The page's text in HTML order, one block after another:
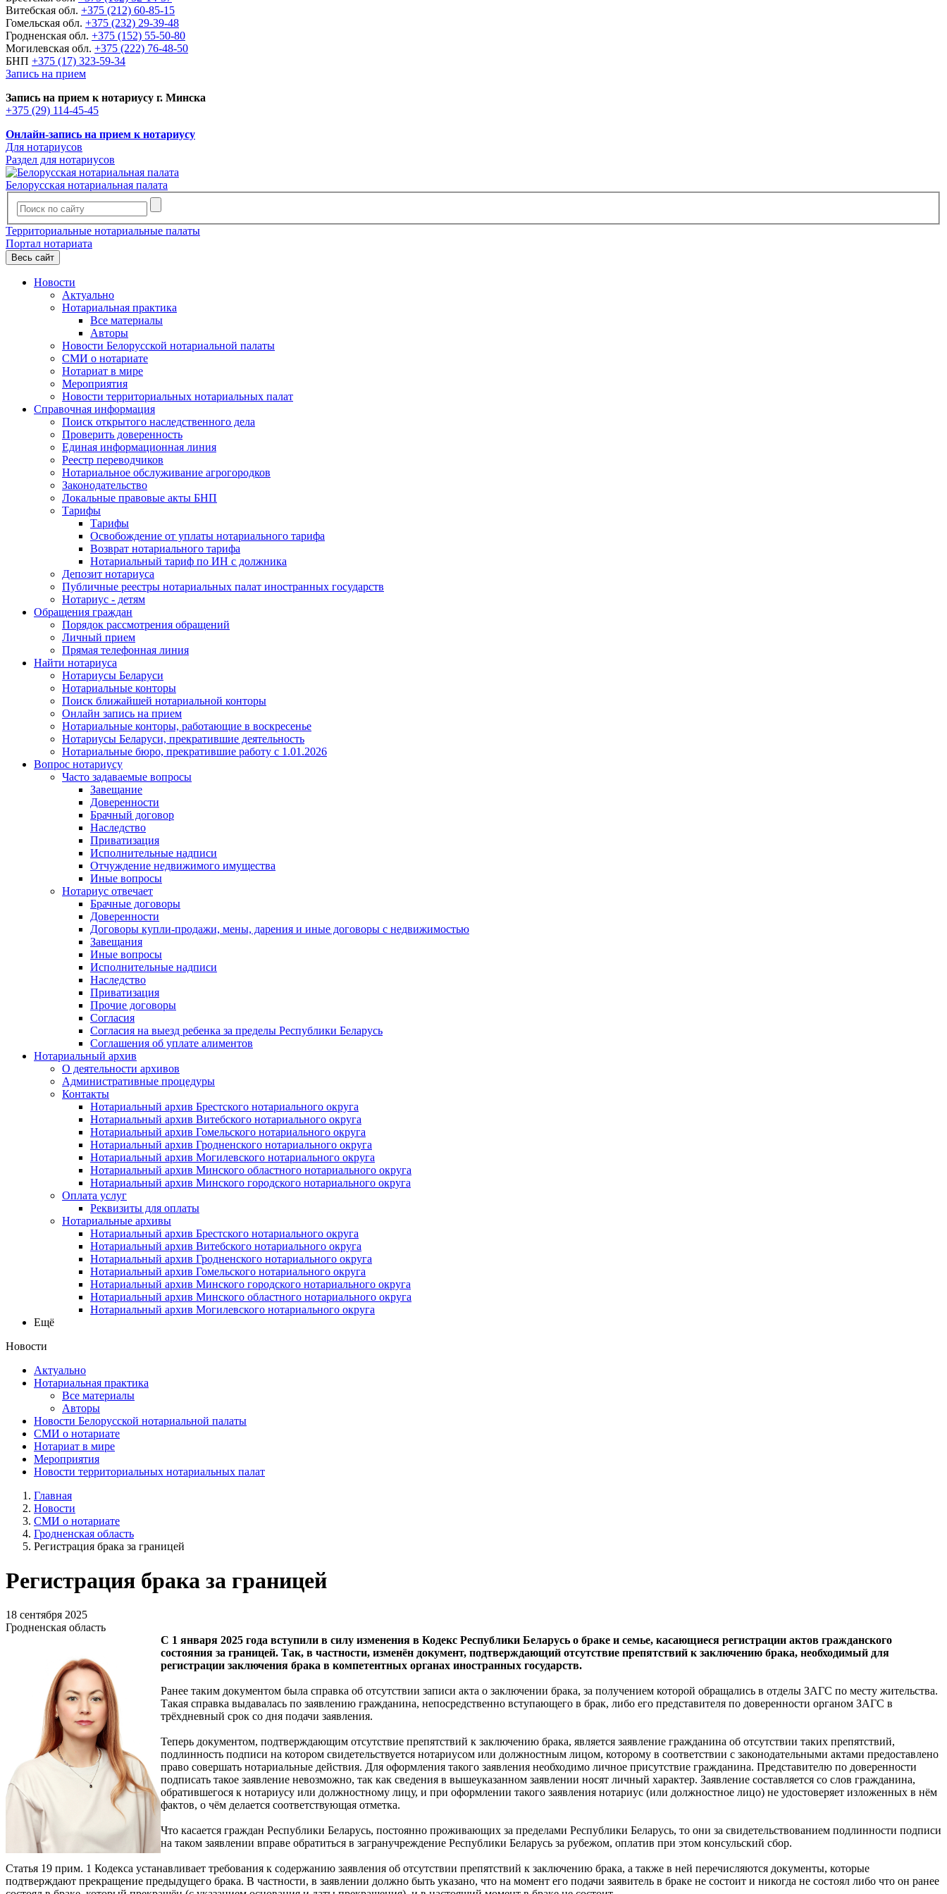
Витебская обл. +375 (212) 60-85-15
Гомельская обл. +375 (232) 29-39-48
Гродненская обл. +375 (152) 55-50-80
Могилевская обл. +375 (222) 76-48-50
БНП +375 (17) 323-59-34
Запись на прием
Запись на прием к нотариусу г. Минска
+375 (29) 114-45-45
Онлайн-запись на прием к нотариусу
Для нотариусов
Раздел для нотариусов
Белорусская нотариальная палата
Территориальные нотариальные палаты
Портал нотариата
Весь сайт
Новости
Актуально
Нотариальная практика
Все материалы
Авторы
Новости Белорусской нотариальной палаты
СМИ о нотариате
Нотариат в мире
Мероприятия
Новости территориальных нотариальных палат
Справочная информация
Поиск открытого наследственного дела
Проверить доверенность
Единая информационная линия
Реестр переводчиков
Нотариальное обслуживание агрогородков
Законодательство
Локальные правовые акты БНП
Тарифы
Тарифы
Освобождение от уплаты нотариального тарифа
Возврат нотариального тарифа
Нотариальный тариф по ИН с должника
Депозит нотариуса
Публичные реестры нотариальных палат иностранных государств
Нотариус - детям
Обращения граждан
Порядок рассмотрения обращений
Личный прием
Прямая телефонная линия
Найти нотариуса
Нотариусы Беларуси
Нотариальные конторы
Поиск ближайшей нотариальной конторы
Онлайн запись на прием
Нотариальные конторы, работающие в воскресенье
Нотариусы Беларуси, прекратившие деятельность
Нотариальные бюро, прекратившие работу с 1.01.2026
Вопрос нотариусу
Часто задаваемые вопросы
Завещание
Доверенности
Брачный договор
Наследство
Приватизация
Исполнительные надписи
Отчуждение недвижимого имущества
Иные вопросы
Нотариус отвечает
Брачные договоры
Доверенности
Договоры купли-продажи, мены, дарения и иные договоры с недвижимостью
Завещания
Иные вопросы
Исполнительные надписи
Наследство
Приватизация
Прочие договоры
Согласия
Согласия на выезд ребенка за пределы Республики Беларусь
Соглашения об уплате алиментов
Нотариальный архив
О деятельности архивов
Административные процедуры
Контакты
Нотариальный архив Брестского нотариального округа
Нотариальный архив Витебского нотариального округа
Нотариальный архив Гомельского нотариального округа
Нотариальный архив Гродненского нотариального округа
Нотариальный архив Могилевского нотариального округа
Нотариальный архив Минского областного нотариального округа
Нотариальный архив Минского городского нотариального округа
Оплата услуг
Реквизиты для оплаты
Нотариальные архивы
Нотариальный архив Брестского нотариального округа
Нотариальный архив Витебского нотариального округа
Нотариальный архив Гродненского нотариального округа
Нотариальный архив Гомельского нотариального округа
Нотариальный архив Минского городского нотариального округа
Нотариальный архив Минского областного нотариального округа
Нотариальный архив Могилевского нотариального округа
Ещё
Новости
Актуально
Нотариальная практика
Все материалы
Авторы
Новости Белорусской нотариальной палаты
СМИ о нотариате
Нотариат в мире
Мероприятия
Новости территориальных нотариальных палат
Главная
Новости
СМИ о нотариате
Гродненская область
Регистрация брака за границей
Регистрация брака за границей
18 сентября 2025
Гродненская область
С 1 января 2025 года вступили в силу изменения в Кодекс Республики Беларусь о браке и семье, касающиеся регистрации актов гражданского
состояния за границей. Так, в частности, изменён документ, подтверждающий отсутствие препятствий к заключению брака, необходимый для
регистрации заключения брака в компетентных органах иностранных государств.
Ранее таким документом была справка об отсутствии записи акта о заключении брака, за получением которой обращались в отделы ЗАГС по месту жительства.
Такая справка выдавалась по заявлению гражданина, непосредственно вступающего в брак, либо его представителя по доверенности органом ЗАГС в
трёхдневный срок со дня подачи заявления.
Теперь документом, подтверждающим отсутствие препятствий к заключению брака, является заявление гражданина об отсутствии таких препятствий,
подлинность подписи на котором свидетельствуется нотариусом или должностным лицом, которому в соответствии с законодательными актами предоставлено
право совершать нотариальные действия. Для оформления такого заявления необходимо личное присутствие гражданина. Представителю по доверенности
подписать такое заявление невозможно, так как сведения в вышеуказанном заявлении носят личный характер. Заявление составляется со слов гражданина,
обратившегося к нотариусу или должностному лицу, и при оформлении такого заявления нотариус (или должностное лицо) не удостоверяет изложенных в нём
фактов, о чём делается соответствующая отметка.
Что касается граждан Республики Беларусь, постоянно проживающих за пределами Республики Беларусь, то они за свидетельствованием подлинности подписи
на таком заявлении вправе обратиться в загранучреждение Республики Беларусь за рубежом, оплатив при этом консульский сбор.
Статья 19 прим. 1 Кодекса устанавливает требования к содержанию заявления об отсутствии препятствий к заключению брака, а также в ней перечисляются документы, которые
подтверждают прекращение предыдущего брака. В частности, в заявлении должно быть указано, что на момент его подачи заявитель в браке не состоит и никогда не состоял либо что он ранее